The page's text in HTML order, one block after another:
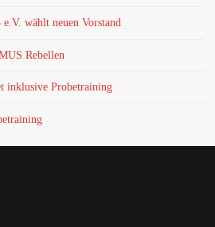
wählt neuen Vorstand
Rebellen
inklusive Probetraining